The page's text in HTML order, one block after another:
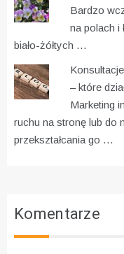
Bardzo
na polach i
biało-żółtych …
– które
Marketing
ruchu na stronę lub do
przekształcania go …
Komentarze